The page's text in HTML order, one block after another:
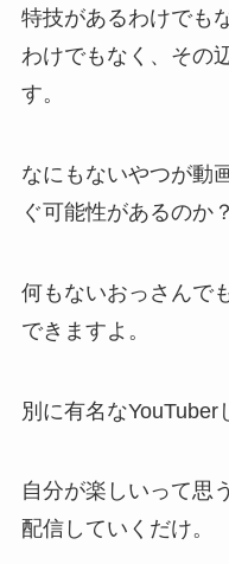
特技があるわけでも
わけでもなく、その
す。
なにもないやつが動
ぐ可能性があるのか
何もないおっさんで
できますよ。
別に有名なYouTuber
自分が楽しいって思
配信していくだけ。